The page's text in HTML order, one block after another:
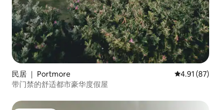
民居 ｜ Portmore 平均评分
4.91 (87)
带门禁的舒适都市豪华度假屋